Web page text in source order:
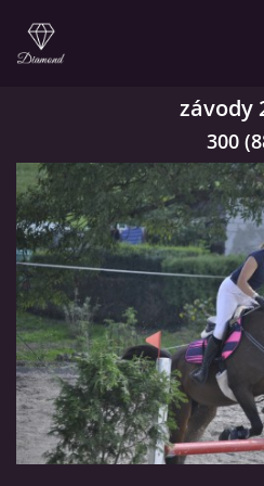
NABÍZÍME
PRODEJNA JEZDECKÝCH POTŘEB
FOTOALBUM
KONTAKT
KONĚ JK MIRA
závody
300